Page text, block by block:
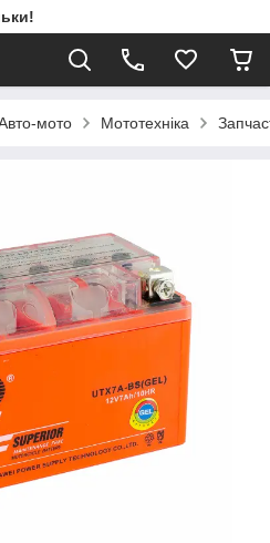
мото Мототехніка